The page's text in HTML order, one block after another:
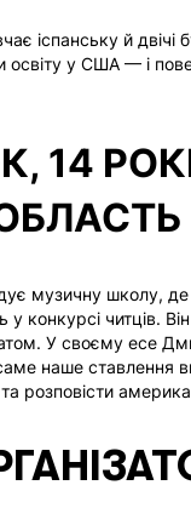
іспанську й
освіту у США — і
музичну школу,
конкурсі читців.
У своєму есе
наше ставлення
розповісти